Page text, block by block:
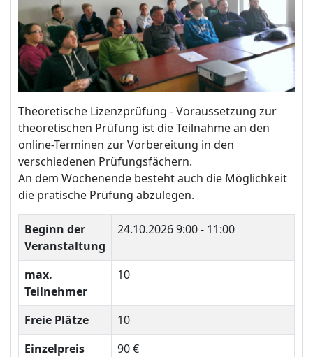
Theoretische Lizenzprüfung - Voraussetzung zur
theoretischen Prüfung ist die Teilnahme an den
online-Terminen zur Vorbereitung in den
verschiedenen Prüfungsfächern.
An dem Wochenende besteht auch die Möglichkeit
die pratische Prüfung abzulegen.
Beginn der
Veranstaltung
24.10.20269:00 - 11:00
max.
Teilnehmer
10
Freie Plätze
10
Einzelpreis
90 €